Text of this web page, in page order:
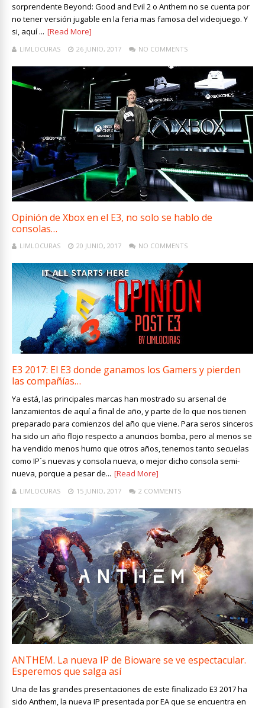
sorprendente Beyond: Good and Evil 2 o Anthem no se cuenta por
no tener versión jugable en la feria mas famosa del videojuego. Y
si, aquí ... [Read More]
LIMLOCURAS 26 JUNIO, 2017 NO COMMENTS
Opinión de Xbox en el E3, no solo se hablo de
consolas…
LIMLOCURAS 20 JUNIO, 2017 NO COMMENTS
E3 2017: El E3 donde ganamos los Gamers y pierden
las compañías…
Ya está, las principales marcas han mostrado su arsenal de
lanzamientos de aquí a final de año, y parte de lo que nos tienen
preparado para comienzos del año que viene. Para seros sinceros
ha sido un año flojo respecto a anuncios bomba, pero al menos se
ha vendido menos humo que otros años, tenemos tanto secuelas
como IP´s nuevas y consola nueva, o mejor dicho consola semi-
nueva, porque a pesar de... [Read More]
LIMLOCURAS 15 JUNIO, 2017 2 COMMENTS
ANTHEM. La nueva IP de Bioware se ve espectacular.
Esperemos que salga así
Una de las grandes presentaciones de este finalizado E3 2017 ha
sido Anthem, la nueva IP presentada por EA que se encuentra en